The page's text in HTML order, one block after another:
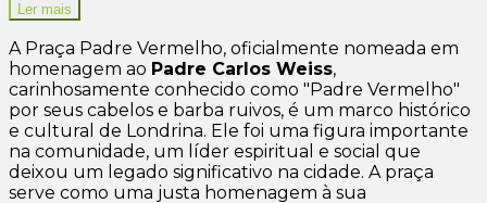
Ler mais
A Praça Padre Vermelho, oficialmente nomeada em
homenagem ao Padre Carlos Weiss,
carinhosamente conhecido como "Padre Vermelho"
por seus cabelos e barba ruivos, é um marco histórico
e cultural de Londrina. Ele foi uma figura importante
na comunidade, um líder espiritual e social que
deixou um legado significativo na cidade. A praça
serve como uma justa homenagem à sua